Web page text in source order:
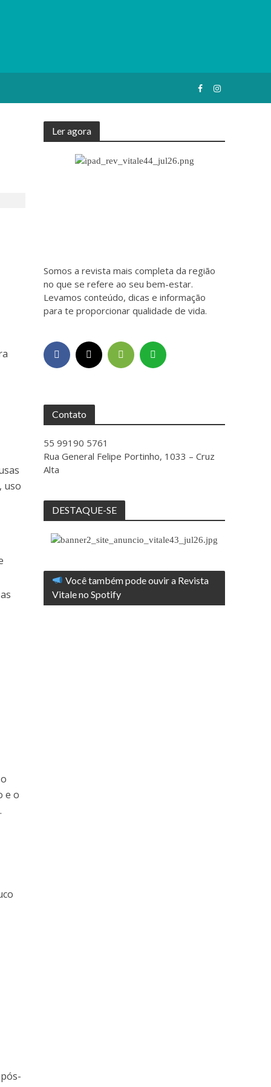
uso
e o
Ler agora
Somos a revista mais completa da região
no que se refere ao seu bem-estar.
Levamos conteúdo, dicas e informação
para te proporcionar qualidade de vida.
Contato
55 99190 5761
Rua General Felipe Portinho, 1033 – Cruz
Alta
DESTAQUE-SE
Você também pode ouvir a Revista
Vitale no Spotify